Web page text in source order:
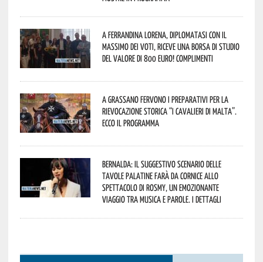
A Ferrandina Lorena, diplomatasi con il
massimo dei voti, riceve una borsa di studio
del valore di 800 euro! Complimenti
A Grassano fervono i preparativi per la
Rievocazione Storica “I CAVALIERI DI MALTA”.
Ecco il programma
Bernalda: il suggestivo scenario delle
Tavole Palatine farà da cornice allo
spettacolo di Rosmy, un emozionante
viaggio tra musica e parole. I dettagli